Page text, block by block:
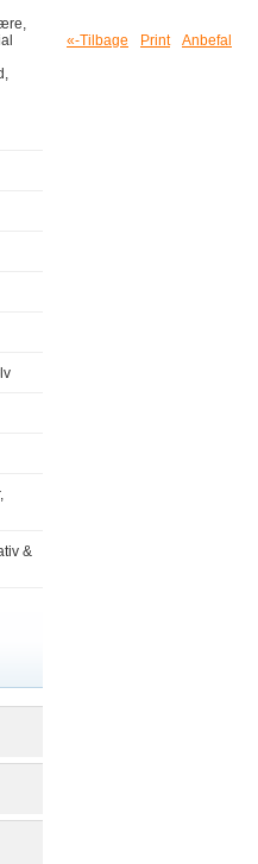
&
«-Tilbage Print Anbefal